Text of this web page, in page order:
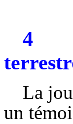
4
La
un